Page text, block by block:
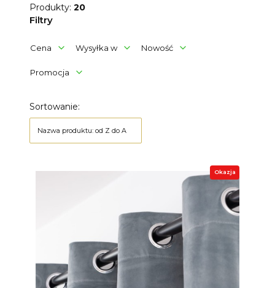
Produkty: 20
Filtry
Cena Wysyłka w Nowość
Promocja
Lista produktów
Sortowanie:
Nazwa produktu: od Z do A
Okazja